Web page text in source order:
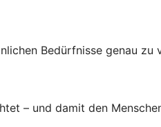
Bedürfnisse genau zu
– und damit den